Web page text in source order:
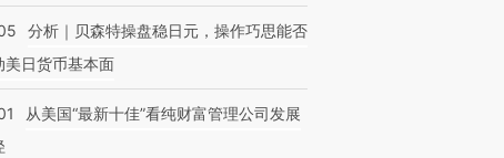
分析｜贝森特操盘稳日元，操作巧思能否
美日货币基本面
从美国“最新十佳”看纯财富管理公司发展